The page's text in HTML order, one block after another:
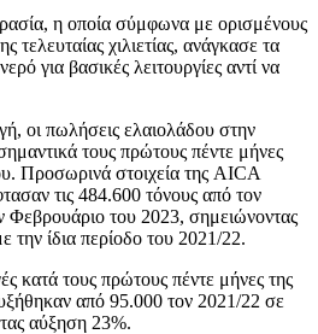
η οποία σύμφωνα με ορισμένους
τελευταίας χιλιετίας, ανάγκασε τα
για βασικές λειτουργίες αντί να
οι πωλήσεις ελαιολάδου στην
τους πρώτους πέντε μήνες
Προσωρινά στοιχεία της AICA
τις 484.600 τόνους από τον
του 2023, σημειώνοντας
ίδια περίοδο του 2021/22.
κατά τους πρώτους πέντε μήνες της
από 95.000 τον 2021/22 σε
αύξηση 23%.